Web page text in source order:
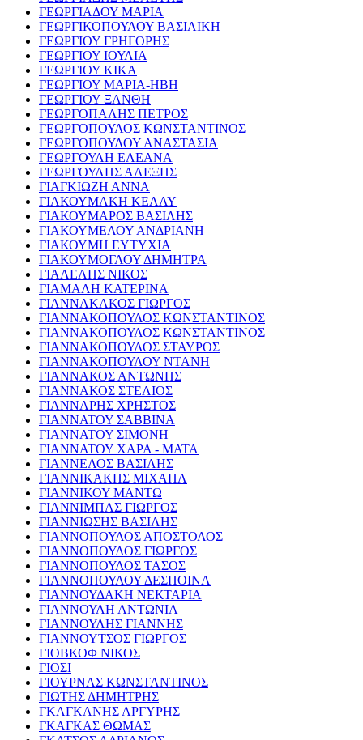
ΓΕΩΡΓΙΑΔΟΥ ΜΑΡΙΑ
ΓΕΩΡΓΙΚΟΠΟΥΛΟΥ ΒΑΣΙΛΙΚΗ
ΓΕΩΡΓΙΟΥ ΓΡΗΓΟΡΗΣ
ΓΕΩΡΓΙΟΥ ΙΟΥΛΙΑ
ΓΕΩΡΓΙΟΥ ΚΙΚΑ
ΓΕΩΡΓΙΟΥ ΜΑΡΙΑ-ΗΒΗ
ΓΕΩΡΓΙΟΥ ΞΑΝΘΗ
ΓΕΩΡΓΟΠΑΛΗΣ ΠΕΤΡΟΣ
ΓΕΩΡΓΟΠΟΥΛΟΣ ΚΩΝΣΤΑΝΤΙΝΟΣ
ΓΕΩΡΓΟΠΟΥΛΟΥ ΑΝΑΣΤΑΣΙΑ
ΓΕΩΡΓΟΥΛΗ ΕΛΕΑΝΑ
ΓΕΩΡΓΟΥΛΗΣ ΑΛΕΞΗΣ
ΓΙΑΓΚΙΩΖΗ ΑΝΝΑ
ΓΙΑΚΟΥΜΑΚΗ ΚΕΛΛΥ
ΓΙΑΚΟΥΜΑΡΟΣ ΒΑΣΙΛΗΣ
ΓΙΑΚΟΥΜΕΛΟΥ ΑΝΔΡΙΑΝΗ
ΓΙΑΚΟΥΜΗ ΕΥΤΥΧΙΑ
ΓΙΑΚΟΥΜΟΓΛΟΥ ΔΗΜΗΤΡΑ
ΓΙΑΛΕΛΗΣ ΝΙΚΟΣ
ΓΙΑΜΑΛΗ ΚΑΤΕΡΙΝΑ
ΓΙΑΝΝΑΚΑΚΟΣ ΓΙΩΡΓΟΣ
ΓΙΑΝΝΑΚΟΠΟΥΛΟΣ ΚΩΝΣΤΑΝΤΙΝΟΣ
ΓΙΑΝΝΑΚΟΠΟΥΛΟΣ ΚΩΝΣΤΑΝΤΙΝΟΣ
ΓΙΑΝΝΑΚΟΠΟΥΛΟΣ ΣΤΑΥΡΟΣ
ΓΙΑΝΝΑΚΟΠΟΥΛΟΥ ΝΤΑΝΗ
ΓΙΑΝΝΑΚΟΣ ΑΝΤΩΝΗΣ
ΓΙΑΝΝΑΚΟΣ ΣΤΕΛΙΟΣ
ΓΙΑΝΝΑΡΗΣ ΧΡΗΣΤΟΣ
ΓΙΑΝΝΑΤΟΥ ΣΑΒΒΙΝΑ
ΓΙΑΝΝΑΤΟΥ ΣΙΜΟΝΗ
ΓΙΑΝΝΑΤΟΥ ΧΑΡΑ - ΜΑΤΑ
ΓΙΑΝΝΕΛΟΣ ΒΑΣΙΛΗΣ
ΓΙΑΝΝΙΚΑΚΗΣ ΜΙΧΑΗΛ
ΓΙΑΝΝΙΚΟΥ ΜΑΝΤΩ
ΓΙΑΝΝΙΜΠΑΣ ΓΙΩΡΓΟΣ
ΓΙΑΝΝΙΩΣΗΣ ΒΑΣΙΛΗΣ
ΓΙΑΝΝΟΠΟΥΛΟΣ ΑΠΟΣΤΟΛΟΣ
ΓΙΑΝΝΟΠΟΥΛΟΣ ΓΙΩΡΓΟΣ
ΓΙΑΝΝΟΠΟΥΛΟΣ ΤΑΣΟΣ
ΓΙΑΝΝΟΠΟΥΛΟΥ ΔΕΣΠΟΙΝΑ
ΓΙΑΝΝΟΥΔΑΚΗ ΝΕΚΤΑΡΙΑ
ΓΙΑΝΝΟΥΛΗ ΑΝΤΩΝΙΑ
ΓΙΑΝΝΟΥΛΗΣ ΓΙΑΝΝΗΣ
ΓΙΑΝΝΟΥΤΣΟΣ ΓΙΩΡΓΟΣ
ΓΙΟΒΚΟΦ ΝΙΚΟΣ
ΓΙΟΣΙ
ΓΙΟΥΡΝΑΣ ΚΩΝΣΤΑΝΤΙΝΟΣ
ΓΙΩΤΗΣ ΔΗΜΗΤΡΗΣ
ΓΚΑΓΚΑΝΗΣ ΑΡΓΥΡΗΣ
ΓΚΑΓΚΑΣ ΘΩΜΑΣ